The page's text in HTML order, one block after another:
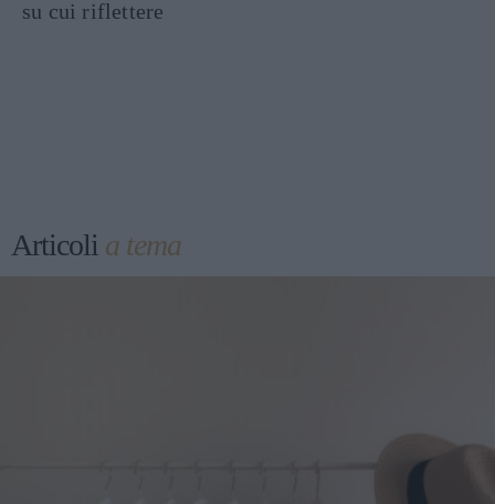
su cui riflettere
Articoli a tema